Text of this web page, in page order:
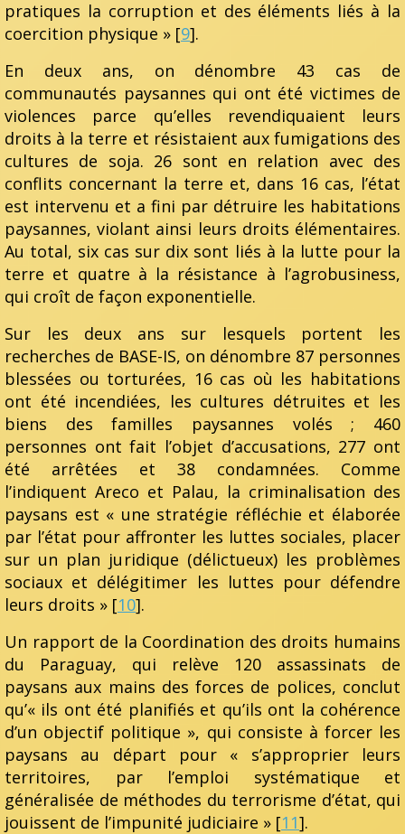
pratiques la corruption et des éléments liés à la
coercition physique » [9].
En deux ans, on dénombre 43 cas de
communautés paysannes qui ont été victimes de
violences parce qu’elles revendiquaient leurs
droits à la terre et résistaient aux fumigations des
cultures de soja. 26 sont en relation avec des
conflits concernant la terre et, dans 16 cas, l’état
est intervenu et a fini par détruire les habitations
paysannes, violant ainsi leurs droits élémentaires.
Au total, six cas sur dix sont liés à la lutte pour la
terre et quatre à la résistance à l’agrobusiness,
qui croît de façon exponentielle.
Sur les deux ans sur lesquels portent les
recherches de BASE-IS, on dénombre 87 personnes
blessées ou torturées, 16 cas où les habitations
ont été incendiées, les cultures détruites et les
biens des familles paysannes volés ; 460
personnes ont fait l’objet d’accusations, 277 ont
été arrêtées et 38 condamnées. Comme
l’indiquent Areco et Palau, la criminalisation des
paysans est « une stratégie réfléchie et élaborée
par l’état pour affronter les luttes sociales, placer
sur un plan juridique (délictueux) les problèmes
sociaux et délégitimer les luttes pour défendre
leurs droits » [10].
Un rapport de la Coordination des droits humains
du Paraguay, qui relève 120 assassinats de
paysans aux mains des forces de polices, conclut
qu’« ils ont été planifiés et qu’ils ont la cohérence
d’un objectif politique », qui consiste à forcer les
paysans au départ pour « s’approprier leurs
territoires, par l’emploi systématique et
généralisée de méthodes du terrorisme d’état, qui
jouissent de l’impunité judiciaire » [11].